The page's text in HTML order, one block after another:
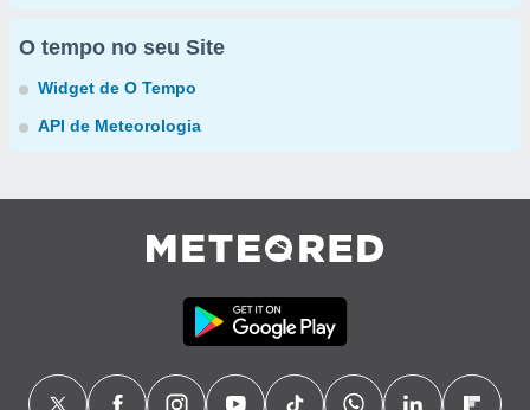
O tempo no seu Site
Widget de O Tempo
API de Meteorologia